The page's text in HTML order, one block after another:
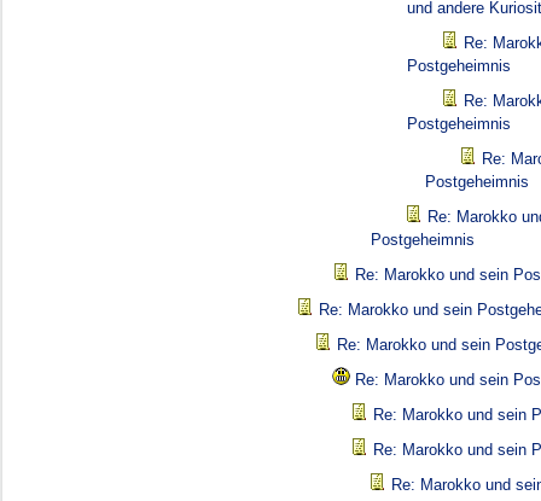
und andere
Re:
Postgeheimnis
Re:
Postgeheimnis
Re:
Postgeheimnis
Re: Marokko
Postgeheimnis
Re: Marokko und sein
Re: Marokko und sein
Re: Marokko und sein
Re: Marokko und sein
Re: Marokko und sein
Re: Marokko und sein
Re: Marokko und